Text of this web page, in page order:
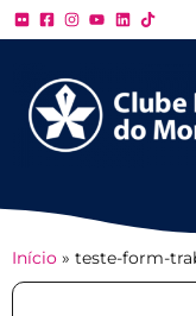
Início » teste-form-